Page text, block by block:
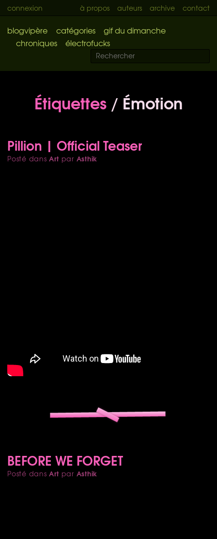
connexion à propos auteurs archive contact
blogvipère catégories
gif du dimanche
chroniques
électrofucks
Étiquettes / Émotion
Pillion | Official Teaser
Posté dansArt par Asthik
BEFORE WE FORGET
Posté dansArt par Asthik